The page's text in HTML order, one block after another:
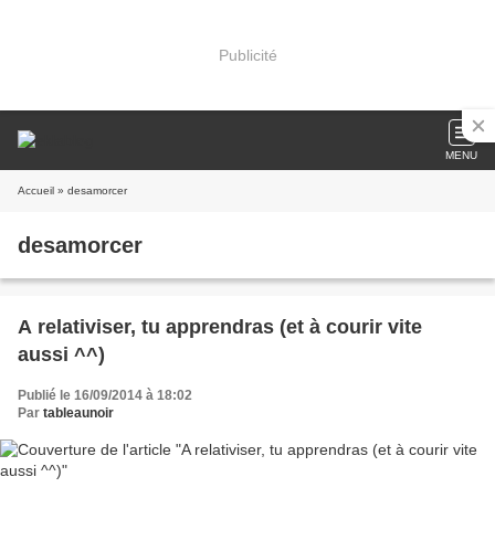
Publicité
MENU
Accueil » desamorcer
desamorcer
A relativiser, tu apprendras (et à courir vite
aussi ^^)
Publié le 16/09/2014 à 18:02
Par tableaunoir